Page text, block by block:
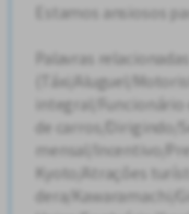
Estamos ansiosos
Palavras relacionadas
(Táxi/Aluguel/
integral/
de carros/Dirigindo/
mensal/Incentivo/
Kyoto/Atrações
dera/Kawaramachi/